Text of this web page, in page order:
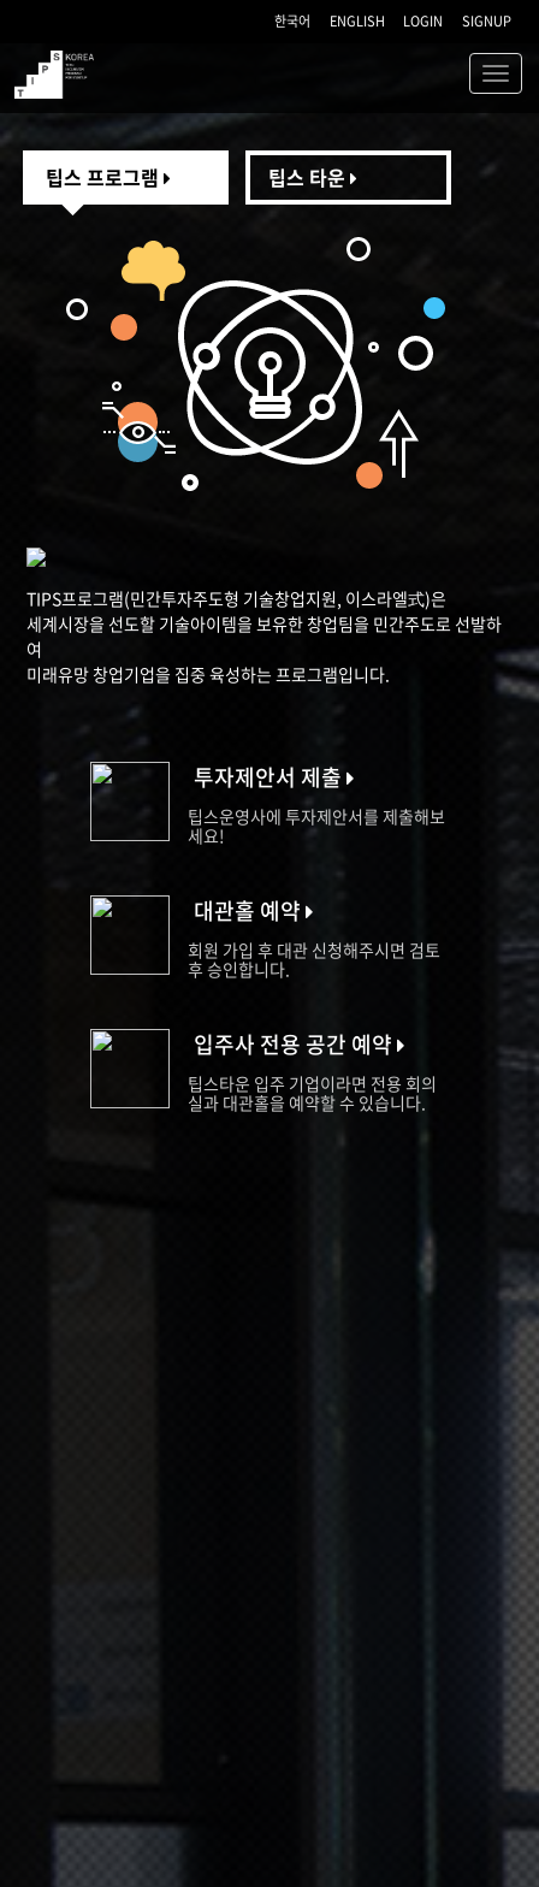
한국어 ENGLISH LOGIN SIGNUP
TIPS
팁스 프로그램 팁스 타운
TIPS프로그램(민간투자주도형 기술창업지원, 이스라엘式)은
세계시장을 선도할 기술아이템을 보유한 창업팀을 민간주도로 선발하
여
미래유망 창업기업을 집중 육성하는 프로그램입니다.
투자제안서 제출
팁스운영사에 투자제안서를 제출해보
세요!
대관홀 예약
회원 가입 후 대관 신청해주시면 검토
후 승인합니다.
입주사 전용 공간 예약
팁스타운 입주 기업이라면 전용 회의
실과 대관홀을 예약할 수 있습니다.